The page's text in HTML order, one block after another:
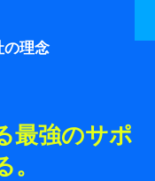
の理念
最強のサポ